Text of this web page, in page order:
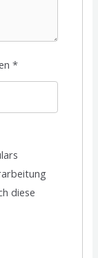
*
diese